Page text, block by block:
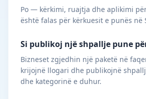
Po — kërkimi, ruajtja dhe aplikimi
është falas për kërkuesit e punës në
Si publikoj një shpallje pune
Bizneset zgjedhin një paketë në
krijojnë llogari dhe publikojnë
dhe kategorinë e duhur.